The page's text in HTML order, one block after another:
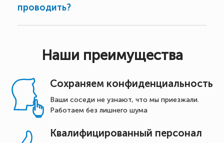
проводить?
Наши преимущества
Сохраняем конфиденциальность
Ваши соседи не узнают, что мы приезжали.
Работаем без лишнего шума
Квалифицированный персонал